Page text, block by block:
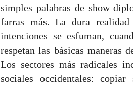
simples palabras de show
farras más. La dura
intenciones se esfuman,
respetan las básicas maneras
Los sectores más radicales
sociales occidentales: